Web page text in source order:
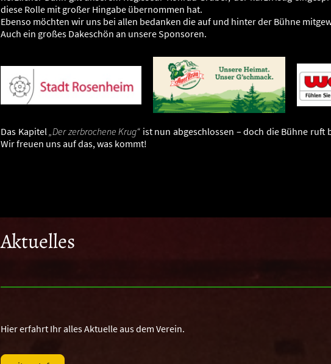
diese Rolle mit großer Hingabe übernommen hat.
Ebenso möchten wir uns bei allen bedanken die auf und hinter der Bühne
Auch ein großes Dakeschön an unsere Sponsoren.
Das Kapitel„Der zerbrochene Krug“ ist nun abgeschlossen – doch die Bühne ruft
Wir freuen uns auf das, was kommt!
Aktuelles
Hier erfahrt Ihr alles Aktuelle aus dem Verein.